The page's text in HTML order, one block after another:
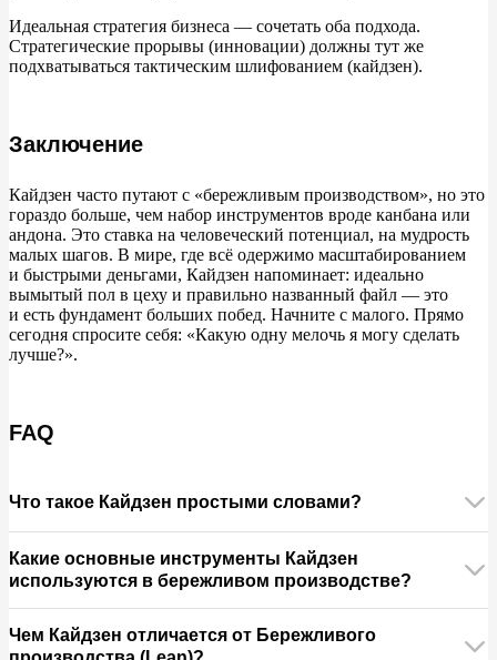
Идеальная стратегия бизнеса — сочетать оба подхода.
Стратегические прорывы (инновации) должны тут же
подхватываться тактическим шлифованием (кайдзен).
Заключение
Кайдзен часто путают с «бережливым производством», но это
гораздо больше, чем набор инструментов вроде канбана или
андона. Это ставка на человеческий потенциал, на мудрость
малых шагов. В мире, где всё одержимо масштабированием
и быстрыми деньгами, Кайдзен напоминает: идеально
вымытый пол в цеху и правильно названный файл — это
и есть фундамент больших побед. Начните с малого. Прямо
сегодня спросите себя: «Какую одну мелочь я могу сделать
лучше?».
FAQ
Что такое Кайдзен простыми словами?
улучшений во всех аспектах жизни и работы. Вместо
того чтобы ждать большой реформы, вы каждый день
делаете маленький шаг, чтобы стало чуть-чуть лучше.
Какие основные инструменты Кайдзен
используются в бережливом производстве?
пространства 5S, цикл решения проблем PDCA, метод
Чем Кайдзен отличается от Бережливого